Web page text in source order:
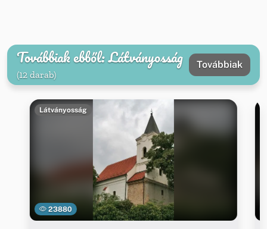
Továbbiak ebből: Látványosság
(12 darab)
Továbbiak
23880
Látványosság